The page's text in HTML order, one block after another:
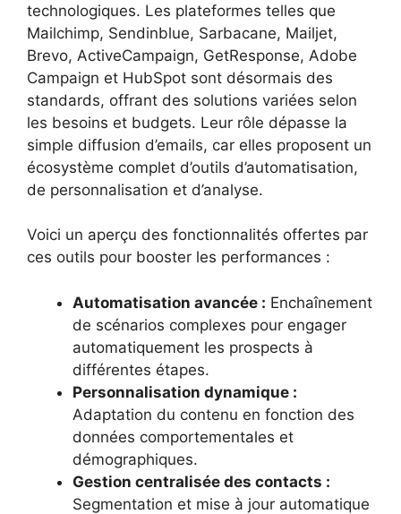
technologiques. Les plateformes telles que
Mailchimp, Sendinblue, Sarbacane, Mailjet,
Brevo, ActiveCampaign, GetResponse, Adobe
Campaign et HubSpot sont désormais des
standards, offrant des solutions variées selon
les besoins et budgets. Leur rôle dépasse la
simple diffusion d’emails, car elles proposent un
écosystème complet d’outils d’automatisation,
de personnalisation et d’analyse.
Voici un aperçu des fonctionnalités offertes par
ces outils pour booster les performances :
Automatisation avancée : Enchaînement
de scénarios complexes pour engager
automatiquement les prospects à
différentes étapes.
Personnalisation dynamique :
Adaptation du contenu en fonction des
données comportementales et
démographiques.
Gestion centralisée des contacts :
Segmentation et mise à jour automatique